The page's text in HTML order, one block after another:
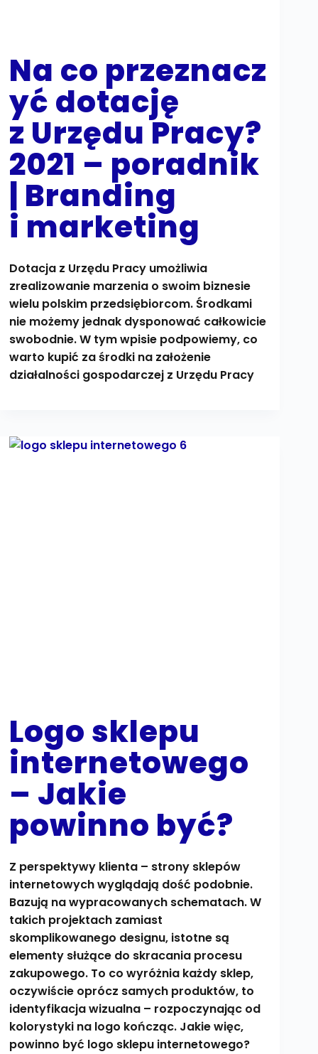
Na co przeznacz
yć dotację
z Urzędu Pracy?
2021 – poradnik
| Branding
i marketing
Dotacja z Urzędu Pracy umożliwia
zrealizowanie marzenia o swoim biznesie
wielu polskim przedsiębiorcom. Środkami
nie możemy jednak dysponować całkowicie
swobodnie. W tym wpisie podpowiemy, co
warto kupić za środki na założenie
działalności gospodarczej z Urzędu Pracy
Logo sklepu
internetowego
– Jakie
powinno być?
Z perspektywy klienta – strony sklepów
internetowych wyglądają dość podobnie.
Bazują na wypracowanych schematach. W
takich projektach zamiast
skomplikowanego designu, istotne są
elementy służące do skracania procesu
zakupowego. To co wyróżnia każdy sklep,
oczywiście oprócz samych produktów, to
identyfikacja wizualna – rozpoczynając od
kolorystyki na logo kończąc. Jakie więc,
powinno być logo sklepu internetowego?